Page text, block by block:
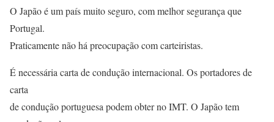
O Japão é um país muito seguro, com melhor segurança que
Portugal.
Praticamente não há preocupação com carteiristas.
É necessária carta de condução internacional. Os portadores de
carta
de condução portuguesa podem obter no IMT. O Japão tem